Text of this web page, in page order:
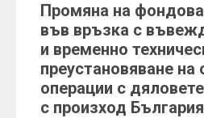
Промяна на
във връзка с
и временно
преустановяване на
операции с
с произход България